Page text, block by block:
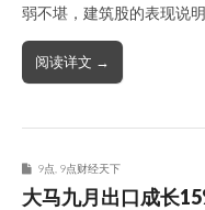
弱不堪，建筑股的表现说明
阅读详文 →
9点 9点财经天下
大马九月出口成长